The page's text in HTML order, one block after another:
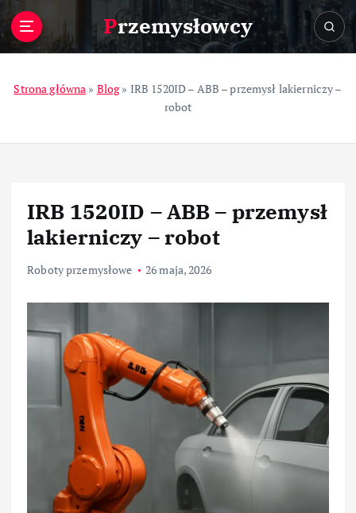
Przemysłowcy
Strona główna » Blog» IRB 1520ID – ABB – przemysł lakierniczy –
robot
IRB 1520ID – ABB – przemysł
lakierniczy – robot
Roboty przemysłowe 26 maja, 2026